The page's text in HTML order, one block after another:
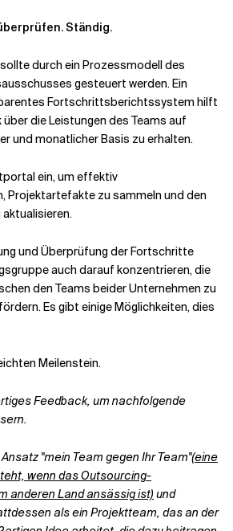
Ständig.
durch ein Prozessmodell des
gesteuert werden. Ein
Fortschrittsberichtssystem hilft
die Leistungen des Teams auf
und monatlicher Basis zu erhalten.
ein, um effektiv
Projektartefakte zu sammeln und den
und Überprüfung der Fortschritte
auch darauf konzentrieren, die
den Teams beider Unternehmen zu
Es gibt einige Möglichkeiten, dies
Meilenstein.
Feedback, um nachfolgende
"mein Team gegen Ihr Team"(eine
wenn das Outsourcing-
anderen Land ansässig ist) und
als ein Projektteam, das an der